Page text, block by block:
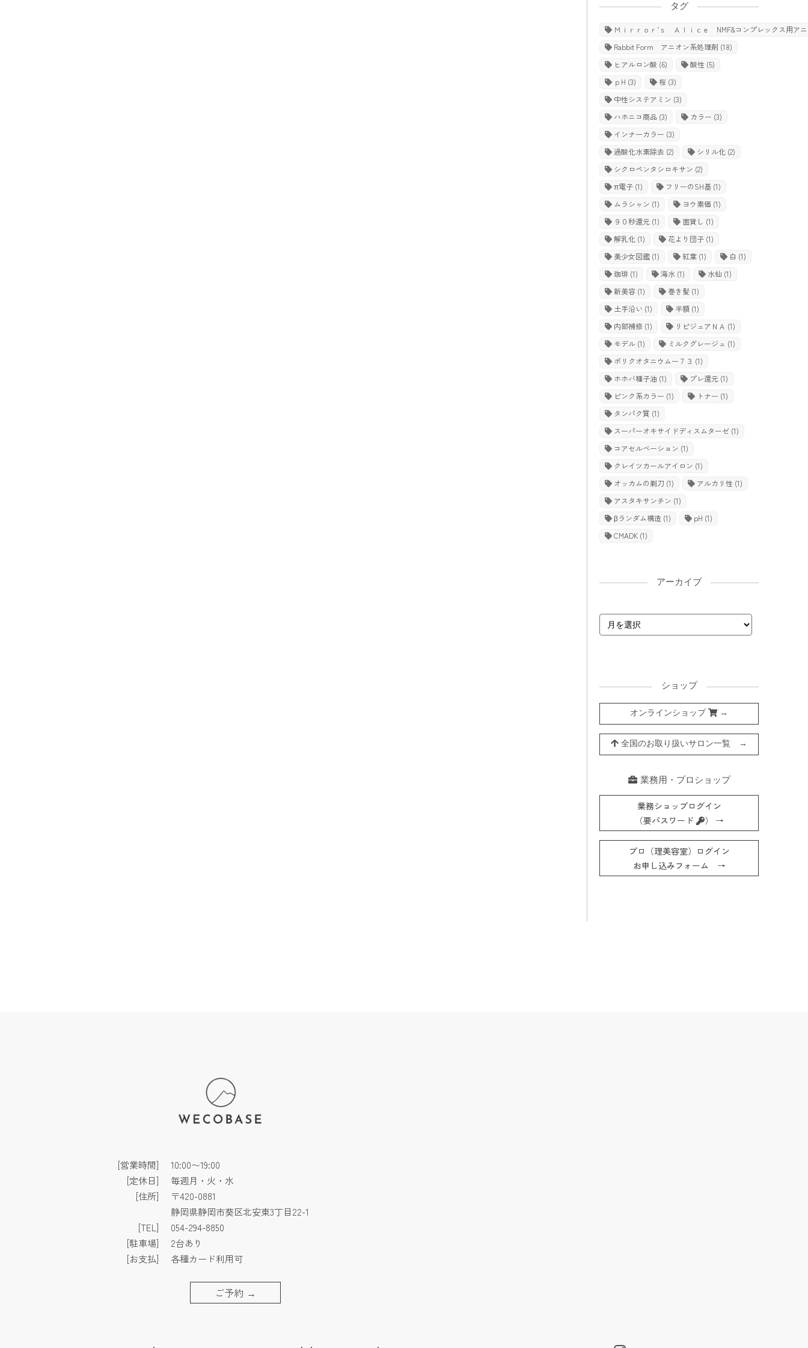
タグ
Ｍｉｒｒｏｒ’ｓ Ａｌｉｃｅ NMF&コンプレックス用ア
Rabbit Form アニオン系処理剤 (18)
ヒアルロン酸 (6) 酸性 (5)
ｐH (3) 桜 (3)
中性システアミン (3)
ハホニコ商品 (3) カラー (3)
インナーカラー (3)
過酸化水素除去 (2) シリル化 (2)
シクロペンタシロキサン (2)
π電子 (1) フリーのSH基 (1)
ムラシャン (1) ヨウ素価 (1)
９０秒還元 (1) 面貸し (1)
解乳化 (1) 花より団子 (1)
美少女図鑑 (1) 紅葉 (1) 白 (1)
珈琲 (1) 海水 (1) 水仙 (1)
新美容 (1) 巻き髪 (1)
土手沿い (1) 半額 (1)
内部補修 (1) リピジュアＮＡ (1)
モデル (1) ミルクグレージュ (1)
ポリクオタニウムー７３ (1)
ホホバ種子油 (1) プレ還元 (1)
ピンク系カラー (1) トナー (1)
タンパク質 (1)
スーパーオキサイドディスムターゼ (1)
コアセルベーション (1)
クレイツカールアイロン (1)
オッカムの剃刀 (1) アルカリ性 (1)
アスタキサンチン (1)
βランダム構造 (1) pH (1)
CMADK (1)
アーカイブ
ショップ
オンラインショップ →
全国のお取り扱いサロン一覧 →
業務用・プロショップ
業務ショップログイン
（要パスワード
） →
プロ（理美容室）ログイン
お申し込みフォーム →
[営業時間]
10:00〜19:00
[定休日]
毎週月・火・水
[住所]
〒420-0881
静岡県静岡市葵区北安東3丁目22-1
[TEL]
054-294-8850
[駐車場]
2台あり
[お支払]
各種カード利用可
ご予約 →